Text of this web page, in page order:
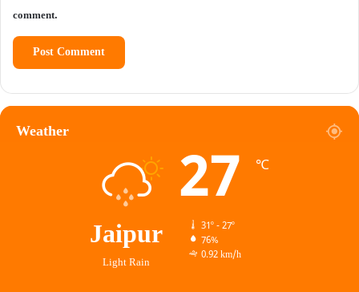
comment.
Weather
Jaipur
Light Rain
27 ℃
31º - 27º
76%
0.92 km/h